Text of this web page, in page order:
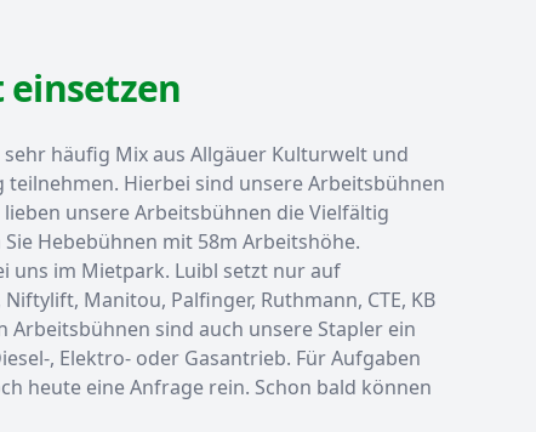
häufig Mix aus Allgäuer Kulturwelt und
Hierbei sind unsere Arbeitsbühnen
unsere Arbeitsbühnen die Vielfältig
Hebebühnen mit 58m Arbeitshöhe.
uns im Mietpark. Luibl setzt nur auf
Manitou, Palfinger, Ruthmann, CTE, KB
sind auch unsere Stapler ein
, Elektro- oder Gasantrieb. Für Aufgaben
heute eine Anfrage rein. Schon bald können